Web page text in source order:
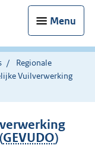
Menu
Regionale
Vuilverwerking
GEVUDO)